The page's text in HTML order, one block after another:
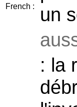
French :
un
: la